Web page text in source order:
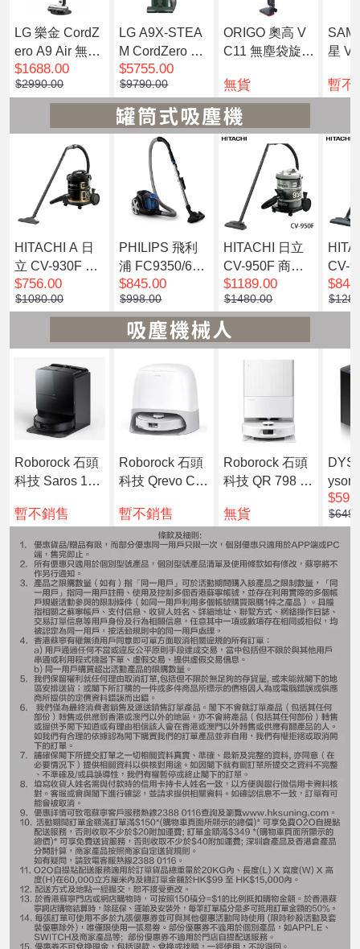
LG 樂金 CordZ
ero A9 Air 無線
吸塵機 A9LSLI
M
$1688.00
$2990.00
LG A9X-STEA
M CordZero All-
in-One Tower
蒸氣無線吸塵機
蒼林綠
$5755.00
$9790.00
ORIGO 奧高 V
C11 無塵袋旋風
風吸塵機
無貨
星
KE
暫不
HITACHI A 日
立 CV-930F 商
用吸塵機 [預計
發貨時間:7個工
$756.00
$1080.00
PHILIPS 飛利
浦 FC9350/61
無塵袋吸塵機
$845.00
$998.00
HITACHI 日立
CV-950F 商用
吸塵機 [預計發
貨時間:7個工作
天]
$1189.00
$1480.00
CV-
吸塵
貨時
Roborock 石頭
科技 Saros 10R
計7個工作天內
暫不銷售
Roborock 石頭
科技 Qrevo Cur
暫不銷售
Roborock 石頭
科技 QR 798 掃
無貨
yson
b™
機械